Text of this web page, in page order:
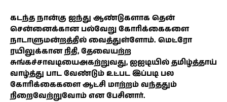
கடந்த நான்கு ஐந்து ஆண்டுகளாக தென்
சென்னைக்கான பல்வேறு கோரிக்கைகளை
நாடாளுமன்றத்தில் வைத்துள்ளோம். மெட்ரோ
ரயிலுக்கான நிதி, தேவையற்ற
சுங்கச்சாவடியைஅகற்றுவது, ஐஐடியில் தமிழ்த்தாய்
வாழ்த்து பாட வேண்டும் உட்பட இப்படி பல
கோரிக்கைகளை ஆட்சி மாற்றம் வந்ததும்
நிறைவேற்றுவோம் என பேசினார்.